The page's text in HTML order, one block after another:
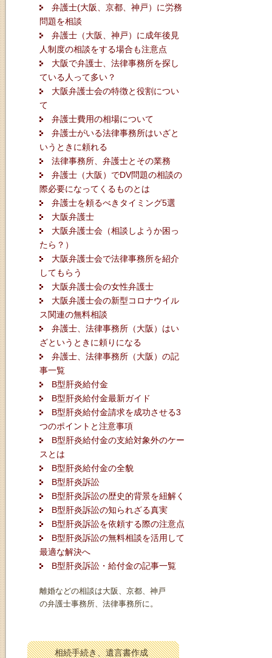
弁護士(大阪、京都、神戸）に労務
問題を相談
弁護士（大阪、神戸）に成年後見
人制度の相談をする場合も注意点
大阪で弁護士、法律事務所を探し
ている人って多い？
大阪弁護士会の特徴と役割につい
て
弁護士費用の相場について
弁護士がいる法律事務所はいざと
いうときに頼れる
法律事務所、弁護士とその業務
弁護士（大阪）でDV問題の相談の
際必要になってくるものとは
弁護士を頼るべきタイミング5選
大阪弁護士
大阪弁護士会（相談しようか困っ
たら？）
大阪弁護士会で法律事務所を紹介
してもらう
大阪弁護士会の女性弁護士
大阪弁護士会の新型コロナウイル
ス関連の無料相談
弁護士、法律事務所（大阪）はい
ざというときに頼りになる
弁護士、法律事務所（大阪）の記
事一覧
B型肝炎給付金
B型肝炎給付金最新ガイド
B型肝炎給付金請求を成功させる3
つのポイントと注意事項
B型肝炎給付金の支給対象外のケー
スとは
B型肝炎給付金の全貌
B型肝炎訴訟
B型肝炎訴訟の歴史的背景を紐解く
B型肝炎訴訟の知られざる真実
B型肝炎訴訟を依頼する際の注意点
B型肝炎訴訟の無料相談を活用して
最適な解決へ
B型肝炎訴訟・給付金の記事一覧
離婚などの相談は大阪、京都、神戸
の弁護士事務所、法律事務所に。
相続手続き、遺言書作成